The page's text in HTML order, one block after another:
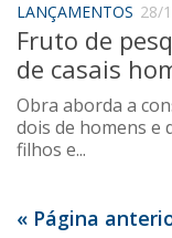
LANÇAMENTOS 28/
Fruto de
de casais
Obra aborda a
dois de homens e
filhos e...
« Página